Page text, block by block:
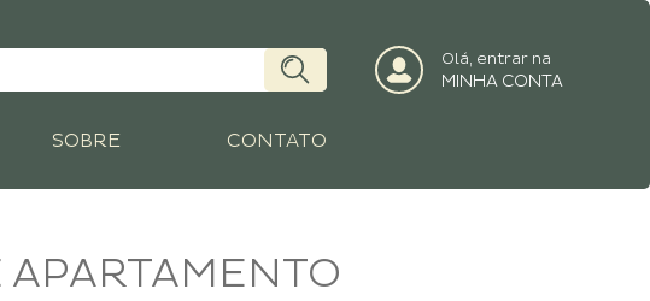
Olá, entrar na
MINHA CONTA
SOBRE CONTATO
APARTAMENTO